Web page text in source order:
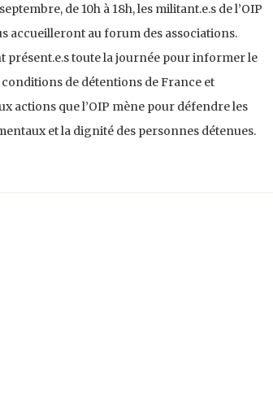
de 10h à 18h, les militant.e.s de l’OIP
accueilleront au forum des associations.
présent.e.s toute la journée pour informer le
de détentions de France et
actions que l’OIP mène pour défendre les
et la dignité des personnes détenues.